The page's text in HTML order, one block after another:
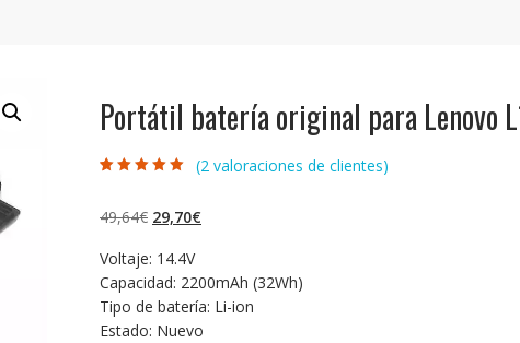
Portátil batería original para Lenovo
base a
valoraciones de
(2 valoraciones de clientes)
49,64€ El
original
era:
49,64€.
29,70€El
es:
29,70€.
Voltaje: 14.4V
Capacidad: 2200mAh (32Wh)
Tipo de batería: Li-ion
Estado: Nuevo